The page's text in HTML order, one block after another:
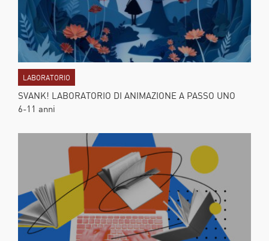
LABORATORIO
SVANK! LABORATORIO DI ANIMAZIONE A PASSO UNO
6-11 anni